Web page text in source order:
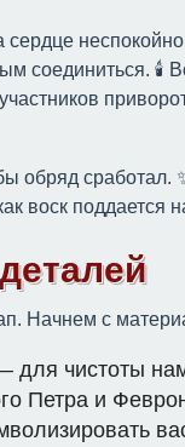
соединиться. 🕯
обряд
воск
Начнем с
для чистоты
Петра и